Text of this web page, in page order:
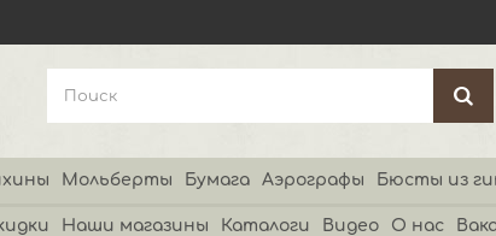
Мольберты Бумага Аэрографы Бюсты из
Наши магазины Каталоги Видео О нас